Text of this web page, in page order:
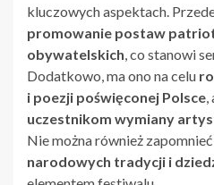
kluczowych aspektach.
promowanie postaw
obywatelskich, co stanowi
Dodatkowo, ma ono na celu
i poezji poświęconej Polsce,
uczestnikom wymiany
Nie można również zapomnieć
narodowych tradycji i